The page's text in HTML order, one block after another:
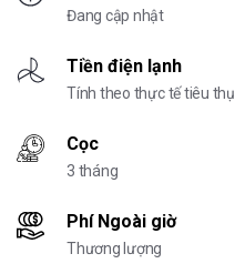
Đang cập nhật
Tiền điện lạnh
Tính theo thực tế tiêu thụ
Cọc
3 tháng
Phí Ngoài giờ
Thương lượng